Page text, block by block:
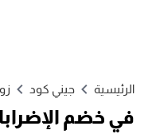
الرئيسية جيني كود
في خضم